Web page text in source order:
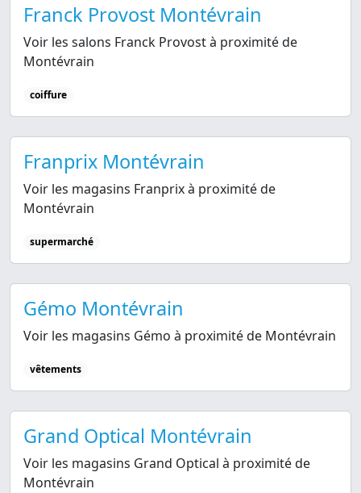
Franck Provost Montévrain
Voir les salons Franck Provost à proximité de
Montévrain
coiffure
Franprix Montévrain
Voir les magasins Franprix à proximité de
Montévrain
supermarché
Gémo Montévrain
Voir les magasins Gémo à proximité de Montévrain
vêtements
Grand Optical Montévrain
Voir les magasins Grand Optical à proximité de
Montévrain